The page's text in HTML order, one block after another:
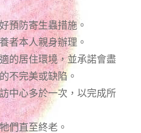
預防寄生蟲措施。
者本人親身辦理。
的居住環境，並承諾會盡
不完美或缺陷。
中心多於一次，以完成所
們直至終老。